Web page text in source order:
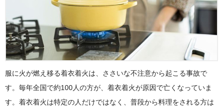
服に火が燃え移る着衣着火は、ささいな不注意から起こる事故で
す。毎年全国で約100人の方が、着衣着火が原因で亡くなっていま
す。着衣着火は特定の人だけではなく、普段から料理をされる方は